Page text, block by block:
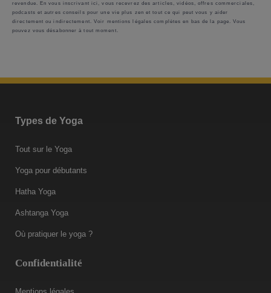
revendue. En vous inscrivant ici, vous recevrez des articles, vidéos, offres commerciales,
podcasts et autres conseils pour une vie plus zen et tout ce qui peut vous y aider
directement ou indirectement. Voir mentions légales complètes en bas de la page. Vous
pouvez vous désabonner à tout moment.
Types de Yoga
Tout sur le Yoga
Yoga pour débutants
Hatha Yoga
Ashtanga Yoga
Où pratiquer le yoga ?
Confidentialité